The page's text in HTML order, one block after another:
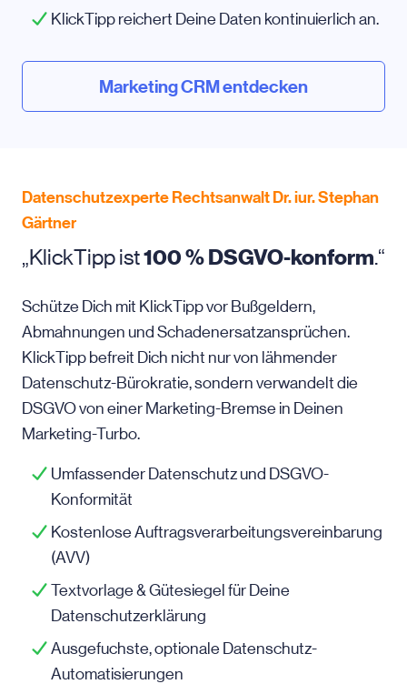
KlickTipp reichert Deine Daten kontinuierlich an.
Marketing CRM entdecken
Datenschutzexperte Rechtsanwalt Dr. iur. Stephan
Gärtner
„KlickTipp ist100 % DSGVO-konform.“
Schütze Dich mit KlickTipp vor Bußgeldern,
Abmahnungen und Schadenersatzansprüchen.
KlickTipp befreit Dich nicht nur von lähmender
Datenschutz-Bürokratie, sondern verwandelt die
DSGVO von einer Marketing-Bremse in Deinen
Marketing-Turbo.
Umfassender Datenschutz und DSGVO-
Konformität
Kostenlose Auftragsverarbeitungsvereinbarung
(AVV)
Textvorlage & Gütesiegel für Deine
Datenschutzerklärung
Ausgefuchste, optionale Datenschutz-
Automatisierungen